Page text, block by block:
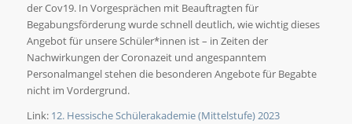
der Cov19. In Vorgesprächen mit Beauftragten für
Begabungsförderung wurde schnell deutlich, wie wichtig dieses
Angebot für unsere Schüler*innen ist – in Zeiten der
Nachwirkungen der Coronazeit und angespanntem
Personalmangel stehen die besonderen Angebote für Begabte
nicht im Vordergrund.
Link: 12. Hessische Schülerakademie (Mittelstufe) 2023